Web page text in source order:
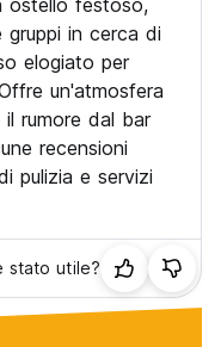
ostello festoso,
in cerca di
elogiato per
un'atmosfera
rumore dal bar
recensioni
pulizia e servizi
stato utile?